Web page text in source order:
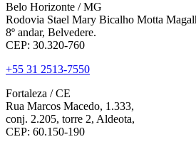
Belo Horizonte / MG
Rodovia Stael Mary Bicalho Motta
8º andar, Belvedere.
CEP: 30.320-760
+55 31 2513-7550
Fortaleza / CE
Rua Marcos Macedo, 1.333,
conj. 2.205, torre 2, Aldeota,
CEP: 60.150-190